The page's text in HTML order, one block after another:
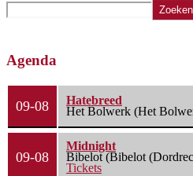
Zoeken
Agenda
09-08
Hatebreed
Het Bolwerk (Het
09-08
Midnight
Bibelot (Bibelot
Tickets